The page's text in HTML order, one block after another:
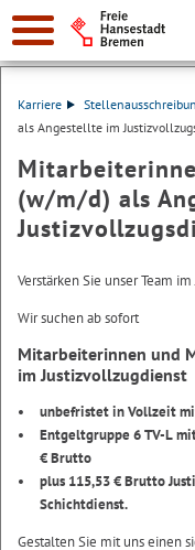
Suche:
Karriere
als Angestellte im
(w/m/d) als
Verstärken Sie unser Team
Wir suchen ab sofort
Mitarbeiterinnen und
im Justizvollzugdienst
unbefristet in Vollzeit
Entgeltgruppe 6 TV-L
€ Brutto
plus 115,53 € Brutto
Schichtdienst.
Gestalten Sie mit uns einen